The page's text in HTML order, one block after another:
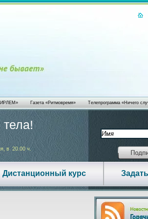
в 20.00 ч.
Запись вебинара
имени и тела
ЧАСТО ИМЯ ЗАСТАВЛЯЕТ СТРАДАТЬ
ТЕЛО ЗАСТАВЛЯЕТ СТРАДАТЬ ИМЯ -
Газета «Ритмовремя» Телепрограмма «Ничего
Дистанционный курс